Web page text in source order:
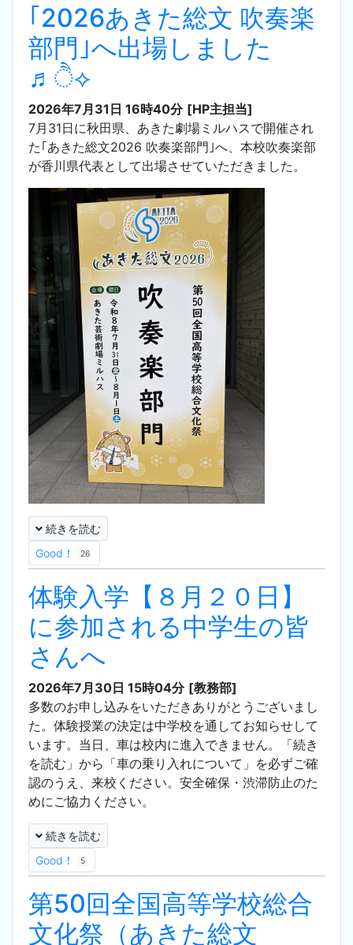
｢2026あきた総文 吹奏楽
部門｣へ出場しました
♬ੈ⟡
2026年7月31日 16時40分 [HP主担当]
7月31日に秋田県、あきた劇場ミルハスで開催され
た｢あきた総文2026 吹奏楽部門｣へ、本校吹奏楽部
が香川県代表として出場させていただきました。
続きを読む
Good！
26
体験入学【８月２０日】
に参加される中学生の皆
さんへ
2026年7月30日 15時04分 [教務部]
多数のお申し込みをいただきありがとうございまし
た。体験授業の決定は中学校を通してお知らせして
います。当日、車は校内に進入できません。「続き
を読む」から「車の乗り入れについて」を必ずご確
認のうえ、来校ください。安全確保・渋滞防止のた
めにご協力ください。
続きを読む
Good！
5
第50回全国高等学校総合
文化祭（あきた総文